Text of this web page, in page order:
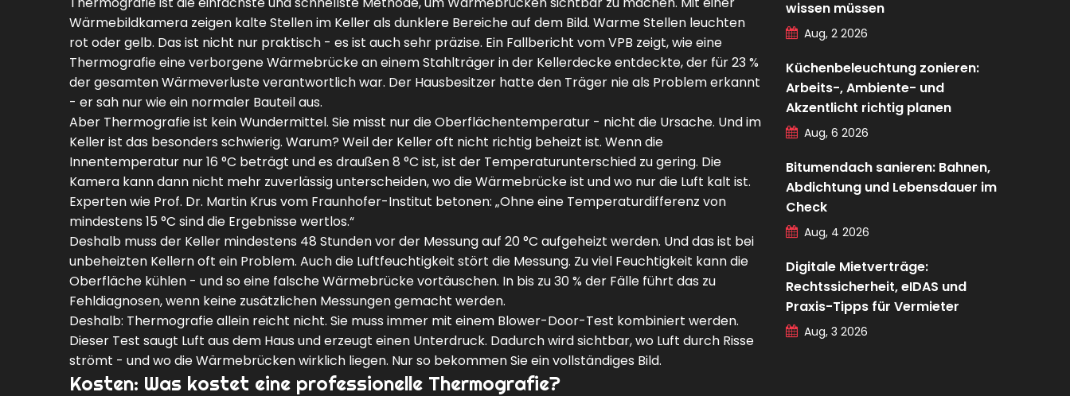
Wärmebildkamera zeigen kalte Stellen im Keller als dunklere Bereiche auf dem Bild. Warme Stellen leuchten
rot oder gelb. Das ist nicht nur praktisch - es ist auch sehr präzise. Ein Fallbericht vom VPB zeigt, wie eine
Thermografie eine verborgene Wärmebrücke an einem Stahlträger in der Kellerdecke entdeckte, der für 23 %
der gesamten Wärmeverluste verantwortlich war. Der Hausbesitzer hatte den Träger nie als Problem erkannt
- er sah nur wie ein normaler Bauteil aus.
Aber Thermografie ist kein Wundermittel. Sie misst nur die Oberflächentemperatur - nicht die Ursache. Und im
Keller ist das besonders schwierig. Warum? Weil der Keller oft nicht richtig beheizt ist. Wenn die
Innentemperatur nur 16 °C beträgt und es draußen 8 °C ist, ist der Temperaturunterschied zu gering. Die
Kamera kann dann nicht mehr zuverlässig unterscheiden, wo die Wärmebrücke ist und wo nur die Luft kalt ist.
Experten wie Prof. Dr. Martin Krus vom Fraunhofer-Institut betonen: „Ohne eine Temperaturdifferenz von
mindestens 15 °C sind die Ergebnisse wertlos.“
Deshalb muss der Keller mindestens 48 Stunden vor der Messung auf 20 °C aufgeheizt werden. Und das ist bei
unbeheizten Kellern oft ein Problem. Auch die Luftfeuchtigkeit stört die Messung. Zu viel Feuchtigkeit kann die
Oberfläche kühlen - und so eine falsche Wärmebrücke vortäuschen. In bis zu 30 % der Fälle führt das zu
Fehldiagnosen, wenn keine zusätzlichen Messungen gemacht werden.
Deshalb: Thermografie allein reicht nicht. Sie muss immer mit einem Blower-Door-Test kombiniert werden.
Dieser Test saugt Luft aus dem Haus und erzeugt einen Unterdruck. Dadurch wird sichtbar, wo Luft durch Risse
strömt - und wo die Wärmebrücken wirklich liegen. Nur so bekommen Sie ein vollständiges Bild.
Kosten: Was kostet eine professionelle Thermografie?
wissen müssen
Aug, 2 2026
Küchenbeleuchtung zonieren:
Arbeits-, Ambiente- und
Akzentlicht richtig planen
Aug, 6 2026
Bitumendach sanieren: Bahnen,
Abdichtung und Lebensdauer im
Check
Aug, 4 2026
Digitale Mietverträge:
Rechtssicherheit, eIDAS und
Praxis-Tipps für Vermieter
Aug, 3 2026